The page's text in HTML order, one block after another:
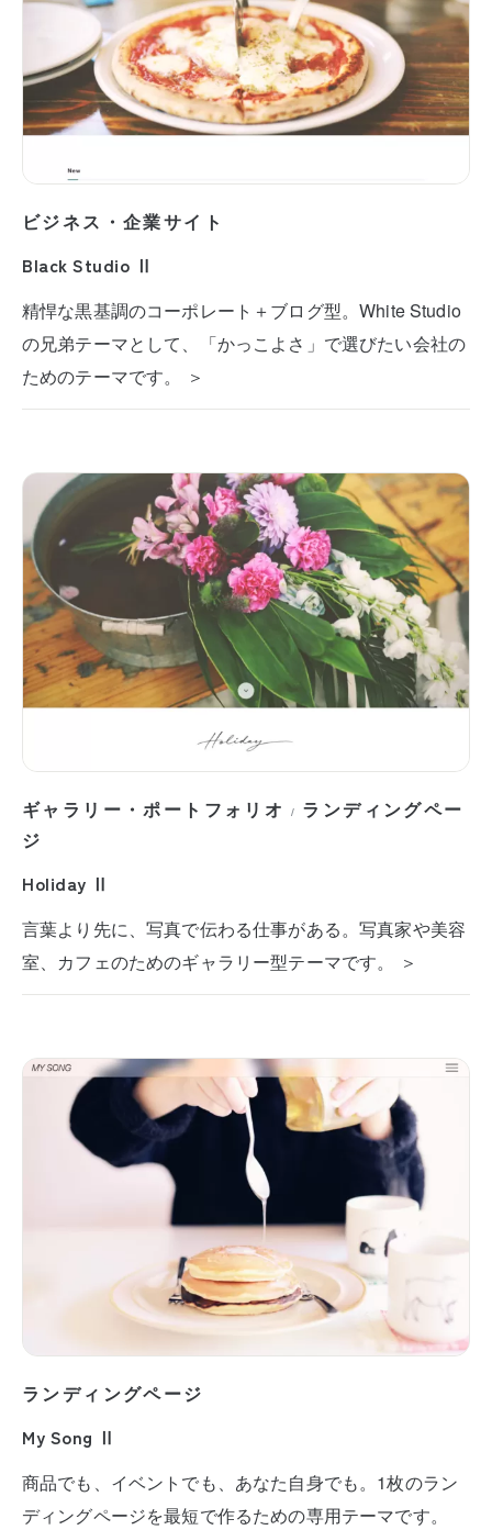
ビジネス・企業サイト
Black Studio Ⅱ
精悍な黒基調のコーポレート＋ブログ型。White Studio
の兄弟テーマとして、「かっこよさ」で選びたい会社の
ためのテーマです。 ＞
ギャラリー・ポートフォリオ / ランディングペー
ジ
Holiday Ⅱ
言葉より先に、写真で伝わる仕事がある。写真家や美容
室、カフェのためのギャラリー型テーマです。 ＞
ランディングページ
My Song Ⅱ
商品でも、イベントでも、あなた自身でも。1枚のラン
ディングページを最短で作るための専用テーマです。